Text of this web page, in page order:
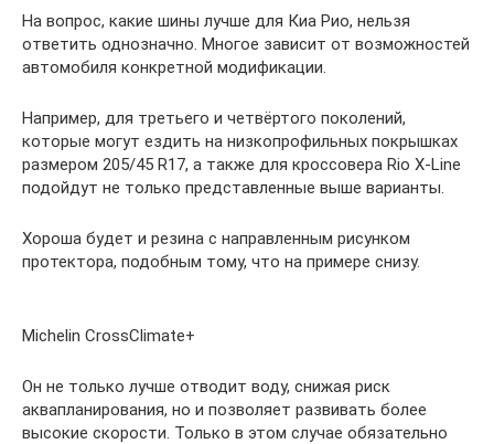
На вопрос, какие шины лучше для Киа Рио, нельзя
ответить однозначно. Многое зависит от возможностей
автомобиля конкретной модификации.
Например, для третьего и четвёртого поколений,
которые могут ездить на низкопрофильных покрышках
размером 205/45 R17, а также для кроссовера Rio X-Line
подойдут не только представленные выше варианты.
Хороша будет и резина с направленным рисунком
протектора, подобным тому, что на примере снизу.
Michelin CrossClimate+
Он не только лучше отводит воду, снижая риск
аквапланирования, но и позволяет развивать более
высокие скорости. Только в этом случае обязательно